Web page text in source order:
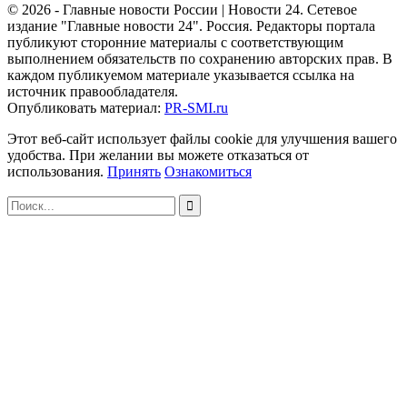
© 2026 - Главные новости России | Новости 24. Сетевое
издание "Главные новости 24". Россия. Редакторы портала
публикуют сторонние материалы с соответствующим
выполнением обязательств по сохранению авторских прав. В
каждом публикуемом материале указывается ссылка на
источник правообладателя.
Опубликовать материал: PR-SMI.ru
Этот веб-сайт использует файлы cookie для улучшения вашего
удобства. При желании вы можете отказаться от
использования. Принять Ознакомиться